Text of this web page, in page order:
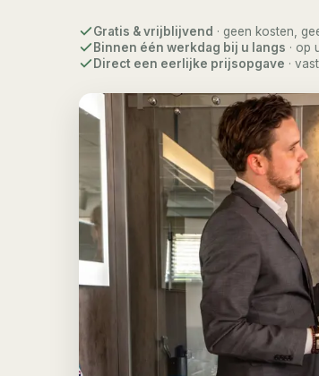
Gratis & vrijblijvend · geen kosten,
Binnen één werkdag bij u langs · op
Direct een eerlijke prijsopgave ·